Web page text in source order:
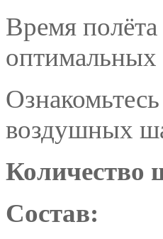
Время
оптимальных
воздушных
Количество
Состав: